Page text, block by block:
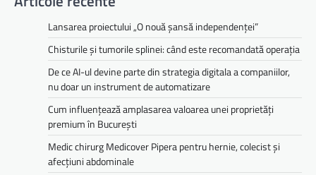
Lansarea proiectului „O nouă șansă independenței”
Chisturile și tumorile splinei: când este recomandată operația
De ce AI-ul devine parte din strategia digitala a companiilor,
nu doar un instrument de automatizare
Cum influențează amplasarea valoarea unei proprietăți
premium în București
Medic chirurg Medicover Pipera pentru hernie, colecist și
afecțiuni abdominale